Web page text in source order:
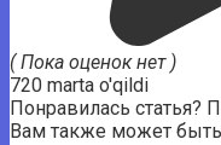
( Пока оценок нет )
720 marta o'qildi
Понравилась статья?
Вам также может